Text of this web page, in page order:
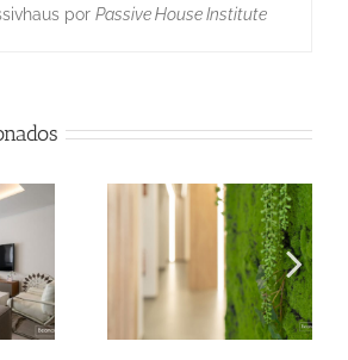
por Passive House Institute
EFICIENCIA
¿CÓMO
MEJORARLA